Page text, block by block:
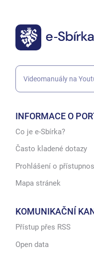
Videomanuály na
INFORMACE O
Co je e-Sbírka?
Často kladené dotazy
Prohlášení o
Mapa stránek
KOMUNIKAČNÍ
Přístup přes RSS
Open data